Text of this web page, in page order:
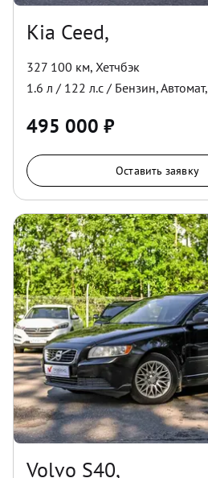
Kia Ceed,
327 100 км, Хетчбэк
1.6 л / 122 л.с / Бензин,Автомат,
495 000 ₽
Оставить заявку
Volvo S40,